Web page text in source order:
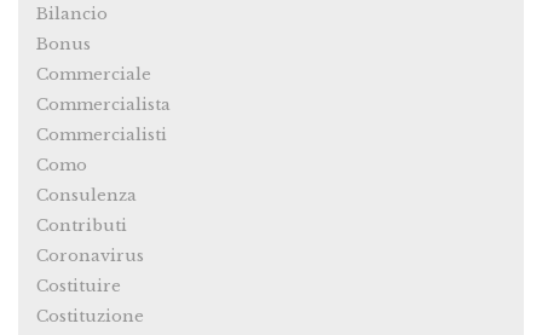
Bilancio
Bonus
Commerciale
Commercialista
Commercialisti
Como
Consulenza
Contributi
Coronavirus
Costituire
Costituzione